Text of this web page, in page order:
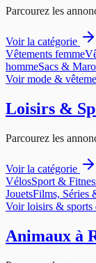
Parcourez les
Voir la catégorie
Vêtements femme
hommeSacs &
Voirmode &
Loisirs &
Parcourez les
Voir la catégorie
VélosSport &
JouetsFilms, Séries
Voirloisirs & sports
Animaux à